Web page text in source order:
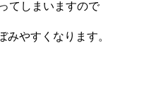
てしまいますので
やすくなります。